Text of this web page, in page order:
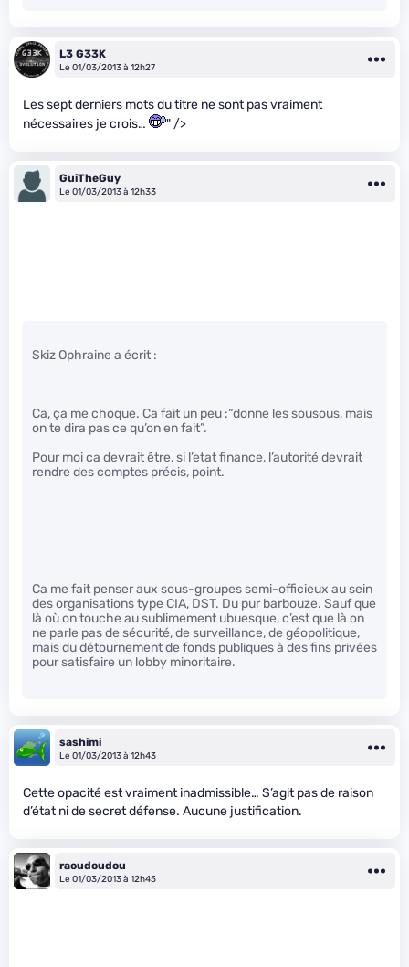
L3 G33K
Le 01/03/2013 à 12h27
Les sept derniers mots du titre ne sont pas vraiment
nécessaires je crois…
" />
GuiTheGuy
Le 01/03/2013 à 12h33
Skiz Ophraine a écrit :
Ca, ça me choque. Ca fait un peu :“donne les sousous, mais
on te dira pas ce qu’on en fait”.
Pour moi ca devrait être, si l’etat finance, l’autorité devrait
rendre des comptes précis, point.
Ca me fait penser aux sous-groupes semi-officieux au sein
des organisations type CIA, DST. Du pur barbouze. Sauf que
là où on touche au sublimement ubuesque, c’est que là on
ne parle pas de sécurité, de surveillance, de géopolitique,
mais du détournement de fonds publiques à des fins privées
pour satisfaire un lobby minoritaire.
sashimi
Le 01/03/2013 à 12h43
Cette opacité est vraiment inadmissible… S’agit pas de raison
d’état ni de secret défense. Aucune justification.
raoudoudou
Le 01/03/2013 à 12h45